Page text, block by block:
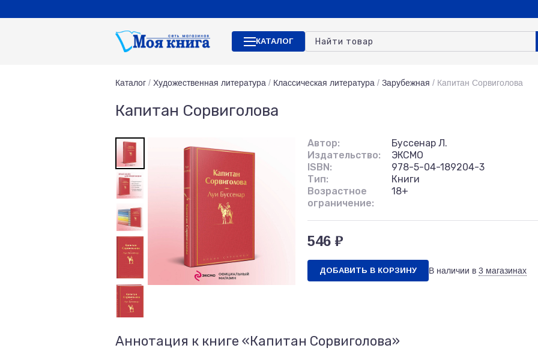
КАТАЛОГ
Каталог / Художественная литература / Классическая литература / Зарубежная / Капитан Сорвиголова
Капитан Сорвиголова
Автор:
Буссенар Л.
Издательство:
ЭКСМО
ISBN:
978-5-04-189204-3
Тип:
Книги
Возрастное
ограничение:
18+
546 ₽
ДОБАВИТЬ В КОРЗИНУ В наличии в 3 магазинах
Аннотация к книге «Капитан Сорвиголова»